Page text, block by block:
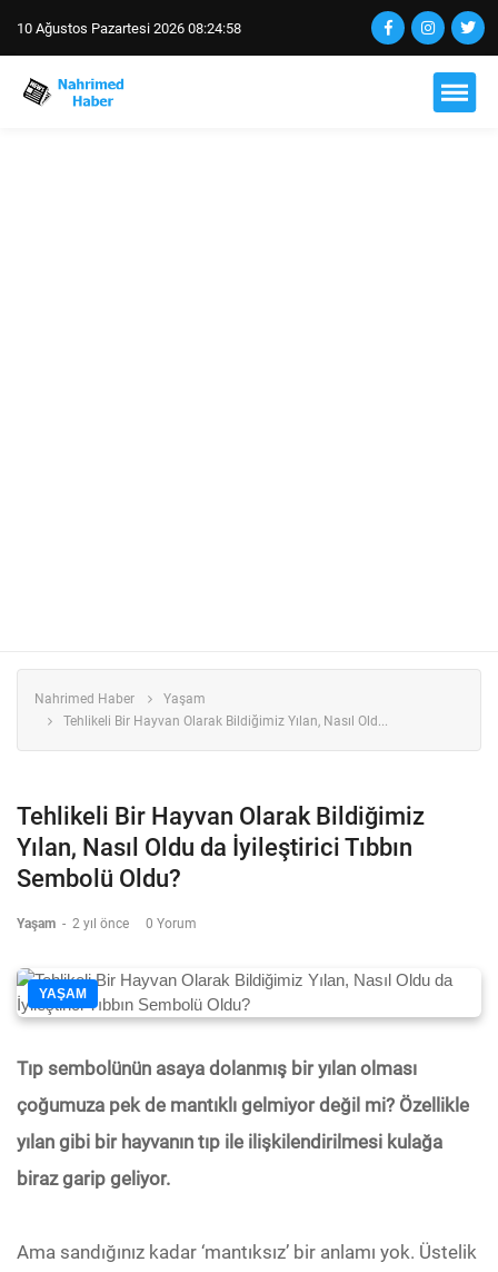
10 Ağustos Pazartesi 2026 08:24:59
Nahrimed Haber
Yaşam
Tehlikeli Bir Hayvan Olarak Bildiğimiz Yılan, Nasıl Old...
Tehlikeli Bir Hayvan Olarak Bildiğimiz
Yılan, Nasıl Oldu da İyileştirici Tıbbın
Sembolü Oldu?
Yaşam - 2 yıl önce 0 Yorum
YAŞAM
Tıp sembolünün asaya dolanmış bir yılan olması
çoğumuza pek de mantıklı gelmiyor değil mi? Özellikle
yılan gibi bir hayvanın tıp ile ilişkilendirilmesi kulağa
biraz garip geliyor.
Ama sandığınız kadar ‘mantıksız’ bir anlamı yok. Üstelik